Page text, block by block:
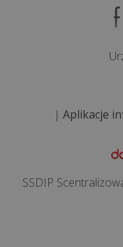
| Aplikacje
SSDIP